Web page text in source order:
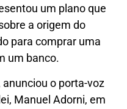
um plano que
a origem do
para comprar uma
um banco.
anunciou o porta-voz
Manuel Adorni, em